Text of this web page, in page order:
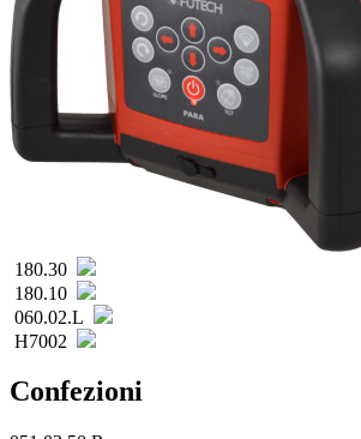
180.30
180.10
060.02.L
H7002
Confezioni